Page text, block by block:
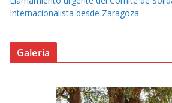
Internacionalista desde Zaragoza
Galería